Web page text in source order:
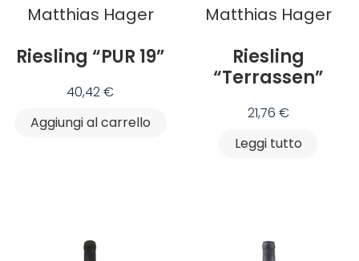
Matthias Hager
Riesling “PUR 19”
40,42€
Aggiungi al carrello
Matthias Hager
Riesling
“Terrassen”
21,76€
Leggi tutto